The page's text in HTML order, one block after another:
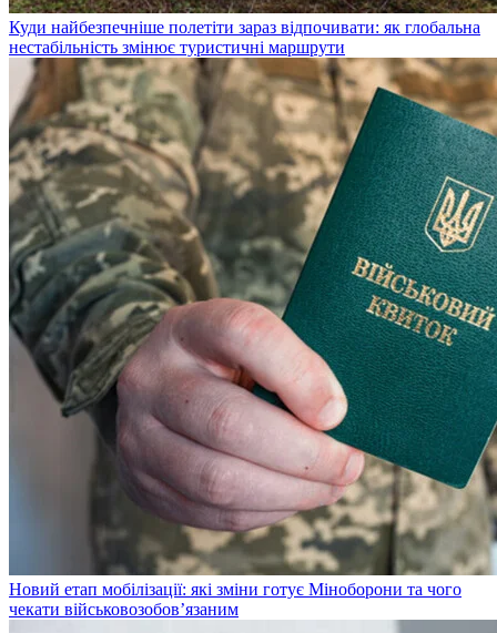
Куди найбезпечніше полетіти зараз відпочивати: як глобальна
нестабільність змінює туристичні маршрути
Новий етап мобілізації: які зміни готує Міноборони та чого
чекати військовозобов’язаним